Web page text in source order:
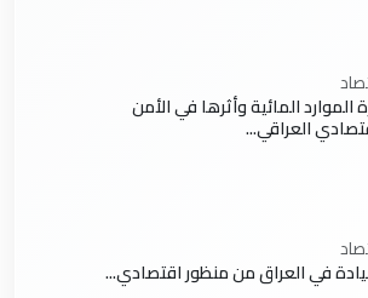
الموارد المائية وأثرها في الأمن
العراقي...
في العراق من منظور اقتصادي...